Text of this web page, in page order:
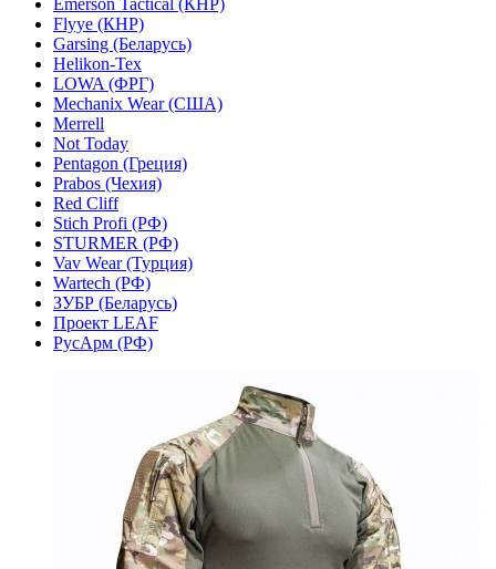
Emerson Tactical (КНР)
Flyye (КНР)
Garsing (Беларусь)
Helikon-Tex
LOWA (ФРГ)
Mechanix Wear (США)
Merrell
Not Today
Pentagon (Греция)
Prabos (Чехия)
Red Cliff
Stich Profi (РФ)
STURMER (РФ)
Vav Wear (Турция)
Wartech (РФ)
ЗУБР (Беларусь)
Проект LEAF
РусАрм (РФ)